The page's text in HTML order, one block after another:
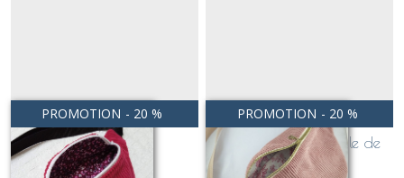
PROMOTION - 20 %
sac banane MINI framboise
Sur demande
PROMOTION - 20 %
sac banane XL VELOURS
CÔTELÉ doublure toile de
Jouy
Sur demande